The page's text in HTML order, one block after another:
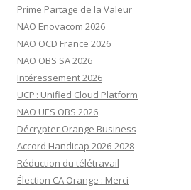
Prime Partage de la Valeur
NAO Enovacom 2026
NAO OCD France 2026
NAO OBS SA 2026
Intéressement 2026
UCP : Unified Cloud Platform
NAO UES OBS 2026
Décrypter Orange Business
Accord Handicap 2026-2028
Réduction du télétravail
Élection CA Orange : Merci